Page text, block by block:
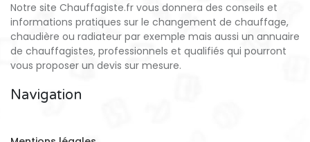
Notre site Chauffagiste.fr vous donnera des conseils et
informations pratiques sur le changement de chauffage,
chaudière ou radiateur par exemple mais aussi un annuaire
de chauffagistes, professionnels et qualifiés qui pourront
vous proposer un devis sur mesure.
Navigation